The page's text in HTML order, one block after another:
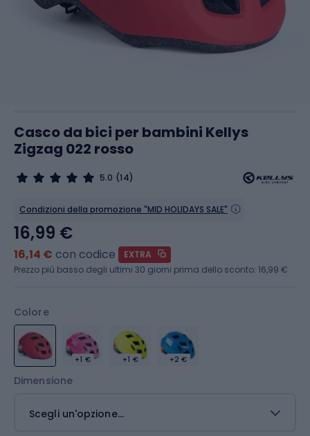
Casco da bici per bambini Kellys
Zigzag 022 rosso
5.0 (14)
Condizioni della promozione "MID HOLIDAYS SALE"
Colore
+1 € +1 € +2 €
Dimensione
Scegli un'opzione...
16,99 €
16,14 € con codice
EXTRA
Prezzo più basso degli ultimi 30 giorni prima dello sconto: 16,99 €